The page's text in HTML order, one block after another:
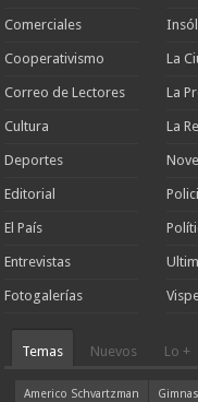
Comerciales
Cooperativismo
Correo de Lectores
Cultura
Deportes
Editorial
El País
Entrevistas
Fotogalerías
La
La
La
Temas Nuevos Lo +
Americo Schvartzman